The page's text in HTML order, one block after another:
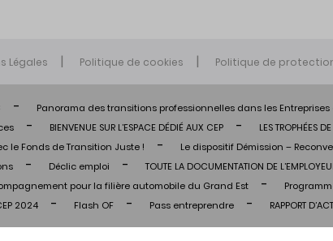
Légales Politique de cookies Politique de
Panorama des transitions professionnelles dans les Entreprises
BIENVENUE SUR L’ESPACE DÉDIÉ AUX CEP
LES TROPHÉES
le Fonds de Transition Juste !
Le dispositif Démission –
Déclic emploi
TOUTE LA DOCUMENTATION DE
pour la filière automobile du Grand Est
2024
Flash OF Pass entreprendre RAPPORT